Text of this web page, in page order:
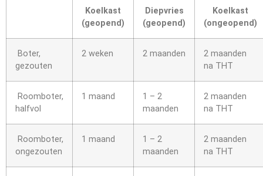
Koelkast
(geopend)
Diepvries
(geopend)
Koelkast
(ongeopend)
Boter,
gezouten
2 weken 2 maanden
2 maanden
na THT
Roomboter,
halfvol
1 maand
1 – 2
maanden
2 maanden
na THT
Roomboter,
ongezouten
1 maand
1 – 2
maanden
2 maanden
na THT